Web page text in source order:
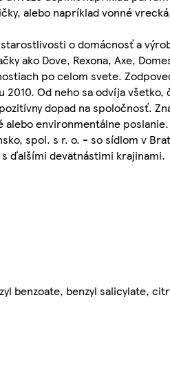
alebo napríklad vonné
o domácnosť a
ako Dove, Rexona, Axe,
po celom svete.
2010. Od neho sa odvíja
dopad na spoločnosť.
environmentálne
spol. s r. o. - so sídlom v
s ďalšími devätnástimi krajinami.
benzoate, benzyl salicylate,